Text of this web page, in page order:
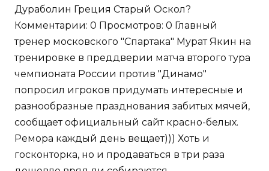
Дураболин Греция Старый Оскол?
Комментарии: 0 Просмотров: 0 Главный
тренер московского "Спартака" Мурат Якин на
тренировке в преддверии матча второго тура
чемпионата России против "Динамо"
попросил игроков придумать интересные и
разнообразные празднования забитых мячей,
сообщает официальный сайт красно-белых.
Ремора каждый день вещает))) Хоть и
госконторка, но и продаваться в три раза